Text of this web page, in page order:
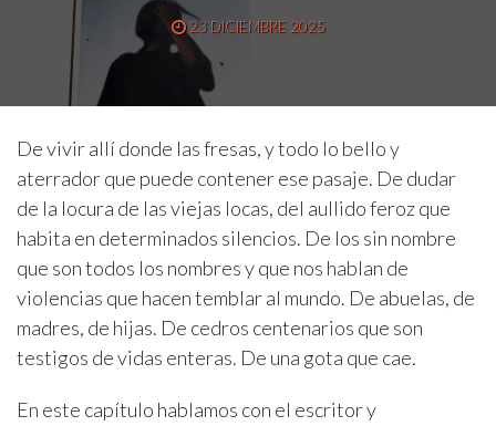
23 DICIEMBRE 2025
De vivir allí donde las fresas, y todo lo bello y
aterrador que puede contener ese pasaje. De dudar
de la locura de las viejas locas, del aullido feroz que
habita en determinados silencios. De los sin nombre
que son todos los nombres y que nos hablan de
violencias que hacen temblar al mundo. De abuelas, de
madres, de hijas. De cedros centenarios que son
testigos de vidas enteras. De una gota que cae.
En este capítulo hablamos con el escritor y